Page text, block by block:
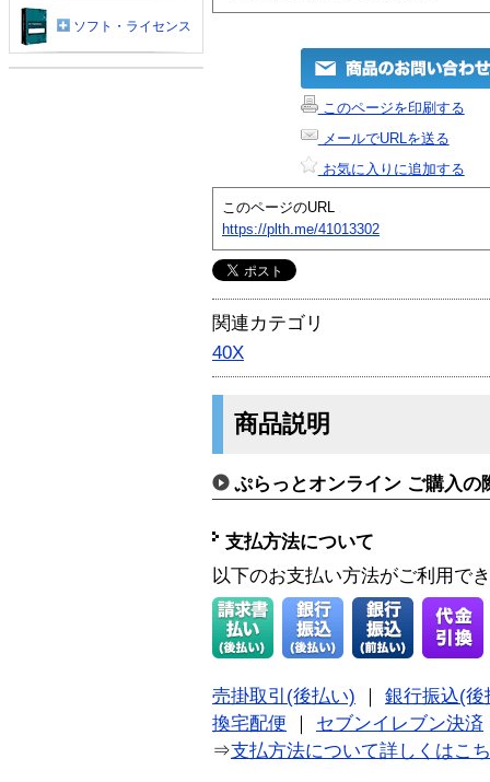
このページを印刷する
メールでURLを送る
お気に入りに追加する
このページのURL
https://plth.me/41013302
関連カテゴリ
40X
商品説明
ぷらっとオンライン ご購入の
支払方法について
以下のお支払い方法がご利用で
売掛取引(後払い)
銀行振込(後
換宅配便
セブンイレブン決済
⇒支払方法について詳しくはこ
ソフト・ライセンス